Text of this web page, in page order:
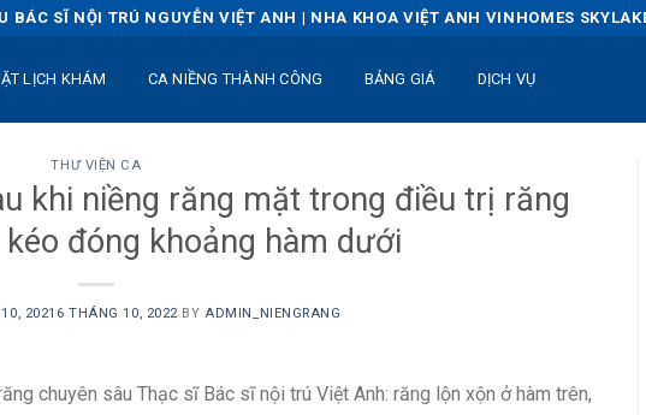
BÁC SĨ NỘI TRÚ NGUYỄN VIỆT ANH | NHA KHOA VIỆT ANH VINHOMES
LỊCH KHÁM CA NIỀNG THÀNH CÔNG BẢNG GIÁ DỊCH VỤ
THƯ VIỆN CA
khi niềng răng mặt trong điều trị răng
kéo đóng khoảng hàm dưới
2021 6 THÁNG 10, 2022 BY ADMIN_NIENGRANG
chuyên sâu Thạc sĩ Bác sĩ nội trú Việt Anh: răng lộn xộn ở hàm trên,